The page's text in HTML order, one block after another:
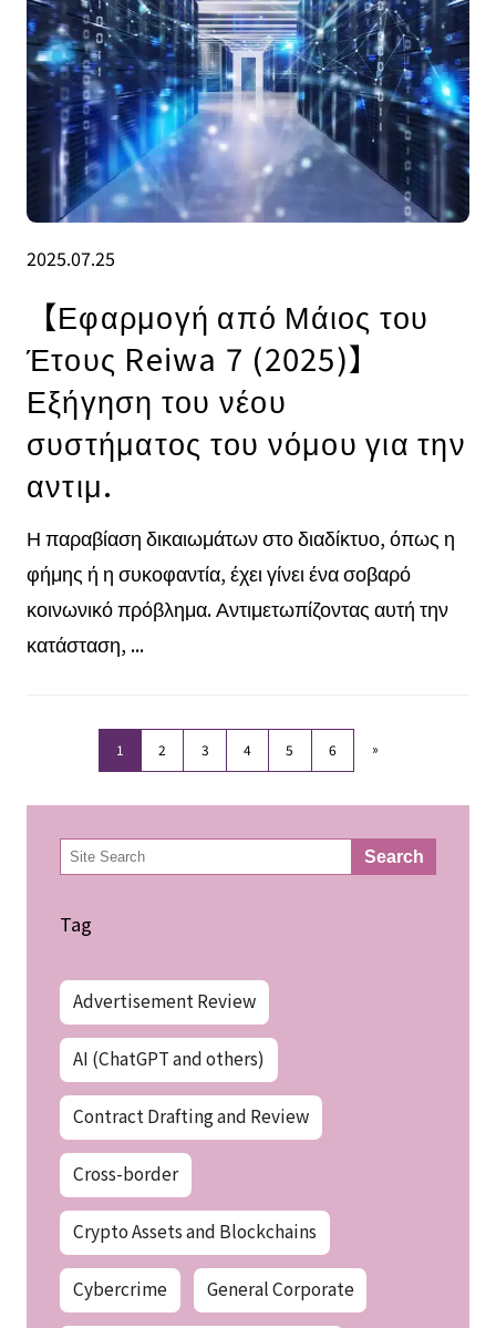
2025.07.25
【Εφαρμογή από Μάιος του
Έτους Reiwa 7 (2025)】
Εξήγηση του νέου
συστήματος του νόμου για την
αντιμ.
Η παραβίαση δικαιωμάτων στο διαδίκτυο, όπως η
φήμης ή η συκοφαντία, έχει γίνει ένα σοβαρό
κοινωνικό πρόβλημα. Αντιμετωπίζοντας αυτή την
κατάσταση, ...
1 2 3 4 5 6 »
検
索 Search
Tag
Advertisement Review
AI (ChatGPT and others)
Contract Drafting and Review
Cross-border
Crypto Assets and Blockchains
Cybercrime General Corporate